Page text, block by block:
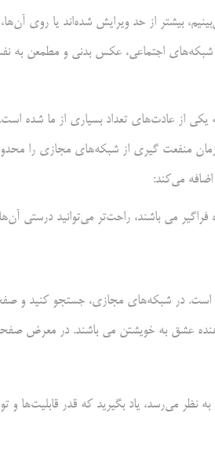
بیشتر از حد ویرایش شده‌اند یا روی
اجتماعی، عکس بدنی و مطمعن به
یکی از عادت‌های تعداد بسیاری از ما شده
منفعت گیری از شبکه‌های مجازی را
می‌کند:
فراگیر می باشند، راحت‌تر می‌توانید درستی
است. در شبکه‌های مجازی،‌ جستجو کنید و
عشق به خویشتن می باشند. در معرض
می‌رسد، یاد بگیرید که قدر قابلیت‌ها و